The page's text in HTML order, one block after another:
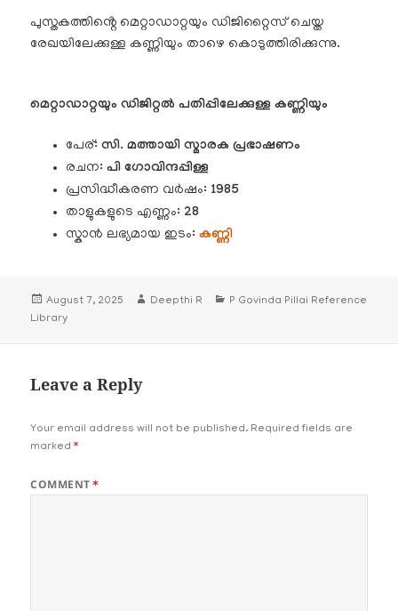
പുസ്തകത്തിൻ്റെ മെറ്റാഡാറ്റയും ഡിജിറ്റൈസ് ചെയ്ത
രേഖയിലേക്കുള്ള കണ്ണിയും താഴെ കൊടുത്തിരിക്കുന്നു.
മെറ്റാഡാറ്റയും ഡിജിറ്റൽ പതിപ്പിലേക്കുള്ള കണ്ണിയും
പേര്: സി. മത്തായി സ്മാരക പ്രഭാഷണം
രചന:പി ഗോവിന്ദപ്പിള്ള
പ്രസിദ്ധീകരണ വർഷം: 1985
താളുകളുടെ എണ്ണം: 28
സ്കാൻ ലഭ്യമായ ഇടം:കണ്ണി
Posted
on
August 7, 2025 Author
Deepthi R Categories
P Govinda Pillai Reference
Library
Leave a Reply
Your email address will not be published. Required fields are
marked*
COMMENT*